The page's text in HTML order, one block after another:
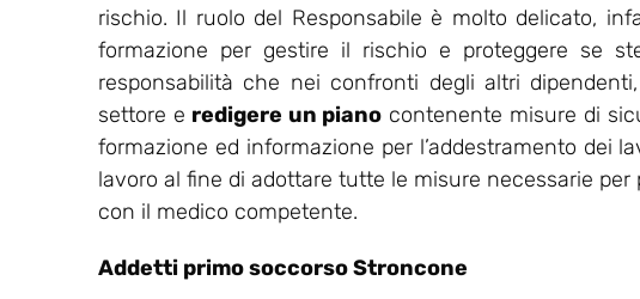
rischio. Il ruolo del Responsabile è molto delicato,
formazione per gestire il rischio e proteggere se
responsabilità che nei confronti degli altri
settore e redigere un piano contenente misure di
formazione ed informazione per l’addestramento dei
lavoro al fine di adottare tutte le misure necessarie
con il medico competente.
Addetti primo soccorso Stroncone